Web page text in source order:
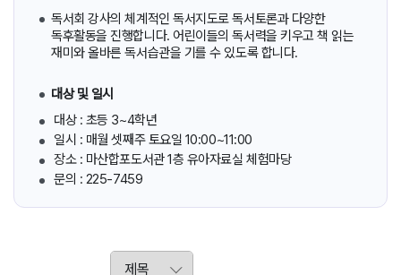
독서회 강사의 체계적인 독서지도로 독서토론과 다양한
독후활동을 진행합니다. 어린이들의 독서력을 키우고 책 읽는
재미와 올바른 독서습관을 기를 수 있도록 합니다.
대상 및 일시
대상 : 초등 3~4학년
일시 : 매월 셋째주 토요일 10:00~11:00
장소 : 마산합포도서관 1층 유아자료실 체험마당
문의 : 225-7459